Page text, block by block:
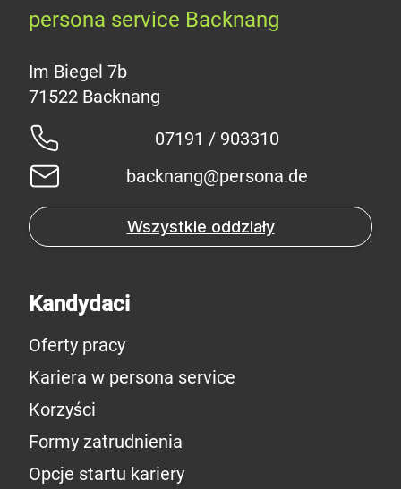
persona service Backnang
Im Biegel 7b
07191 / 903310
backnang@persona.de
Wszystkie oddziały
Kandydaci
Oferty pracy
Kariera w persona service
Korzyści
Formy zatrudnienia
Opcje startu kariery